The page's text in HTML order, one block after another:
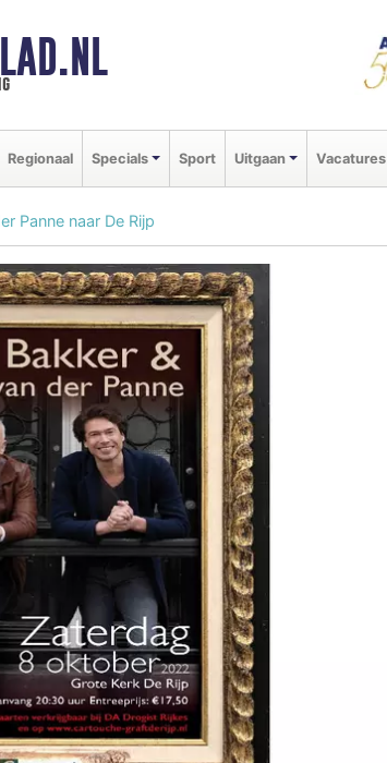
Regionaal Specials Sport Uitgaan Vacatures
Panne naar De Rijp